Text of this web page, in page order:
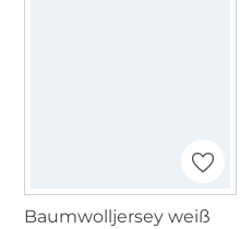
Baumwolljersey weiß